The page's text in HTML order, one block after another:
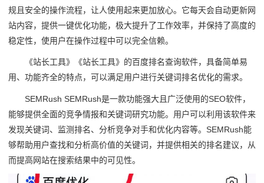
规且安全的操作流程，让人使用起来更加放心。它每天会自动更新网
站内容，提供一键优化功能，极大提升了工作效率，并保持了高度的
稳定性，使用户在操作过程中可以完全信赖。
《站长工具》《站长工具》的百度排名查询软件，具备简单易
用、功能齐全的特点，可以满足用户进行关键词排名优化的需求。
SEMRush SEMRush是一款功能强大且广泛使用的SEO软件，
能够提供全面的竞争情报和关键词研究功能。用户可以利用该软件来
发现关键词、监测排名、分析竞争对手和优化内容等。SEMRush能
够帮助用户查找和分析高价值的关键词，并提供相关的排名建议，从
而提高网站在搜索结果中的可见性。